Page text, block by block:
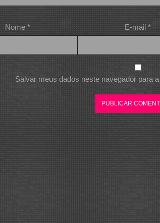
Nome* E-mail *
Salvar meus dados neste navegador para